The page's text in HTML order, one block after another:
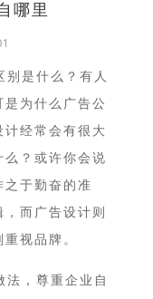
哪里
别是什么？有人
为什么广告公
经常会有很大
么？或许你会说
之于勤奋的准
而广告设计则
视品牌。
法，尊重企业自